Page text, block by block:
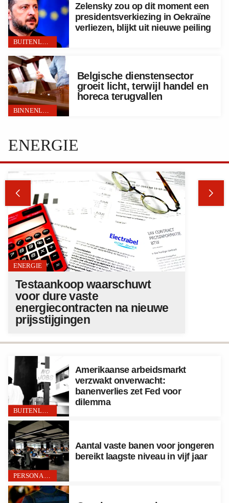
BUITENLAND
Zelensky zou op dit moment een
presidentsverkiezing in Oekraïne
verliezen, blijkt uit nieuwe peiling
Belgische dienstensector
groeit licht, terwijl handel en
horeca terugvallen
BUITENLAND
Amerikaanse arbeidsmarkt
verzwakt onverwacht:
banenverlies zet Fed voor
dilemma
Aantal vaste banen voor jongeren
bereikt laagste niveau in vijf jaar
ENERGIE
 
ENERGIE
Testaankoop waarschuwt
voor dure vaste
energiecontracten na nieuwe
prijsstijgingen